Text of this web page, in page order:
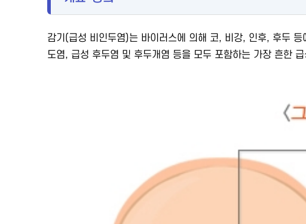
감기(급성 비인두염)는 바이러스에 의해 코, 비강, 인후, 후두
도염, 급성 후두염 및 후두개염 등을 모두 포함하는 가장 흔한